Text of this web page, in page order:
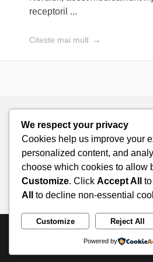
receptoril ...
Citeste mai mult
© 2026 Doza de Farmacie. All
We respect your privacy
Cookies help us improve your
personalized content, and
choose which cookies to allow
Customize. Click Accept All
All
to decline non-essential
Customize Reject All
Powered by